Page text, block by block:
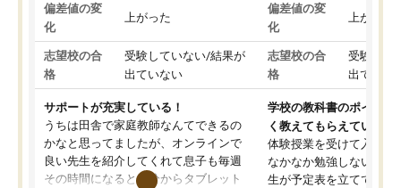
偏差値の変
化
上がった
志望校の合
格
受験していない/結果が
出ていない
サポートが充実している！
うちは田舎で家庭教師なんてできるの
かなと思ってましたが、オンラインで
良い先生を紹介してくれて息子も毎週
その時間になると自分からタブレット
偏差値の変
化
上がった
志望校の合
格
受験して
出ていな
学校の教科書のポイント
く教えてもらえている
体験授業を受けて入塾し
なかなか勉強しない息子
生が予定表を立ててくれ